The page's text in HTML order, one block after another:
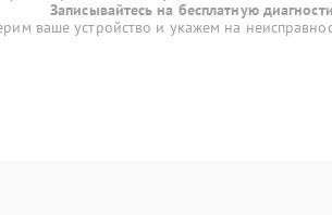
Записывайтесь на бесплатную
ваше устройство и укажем на